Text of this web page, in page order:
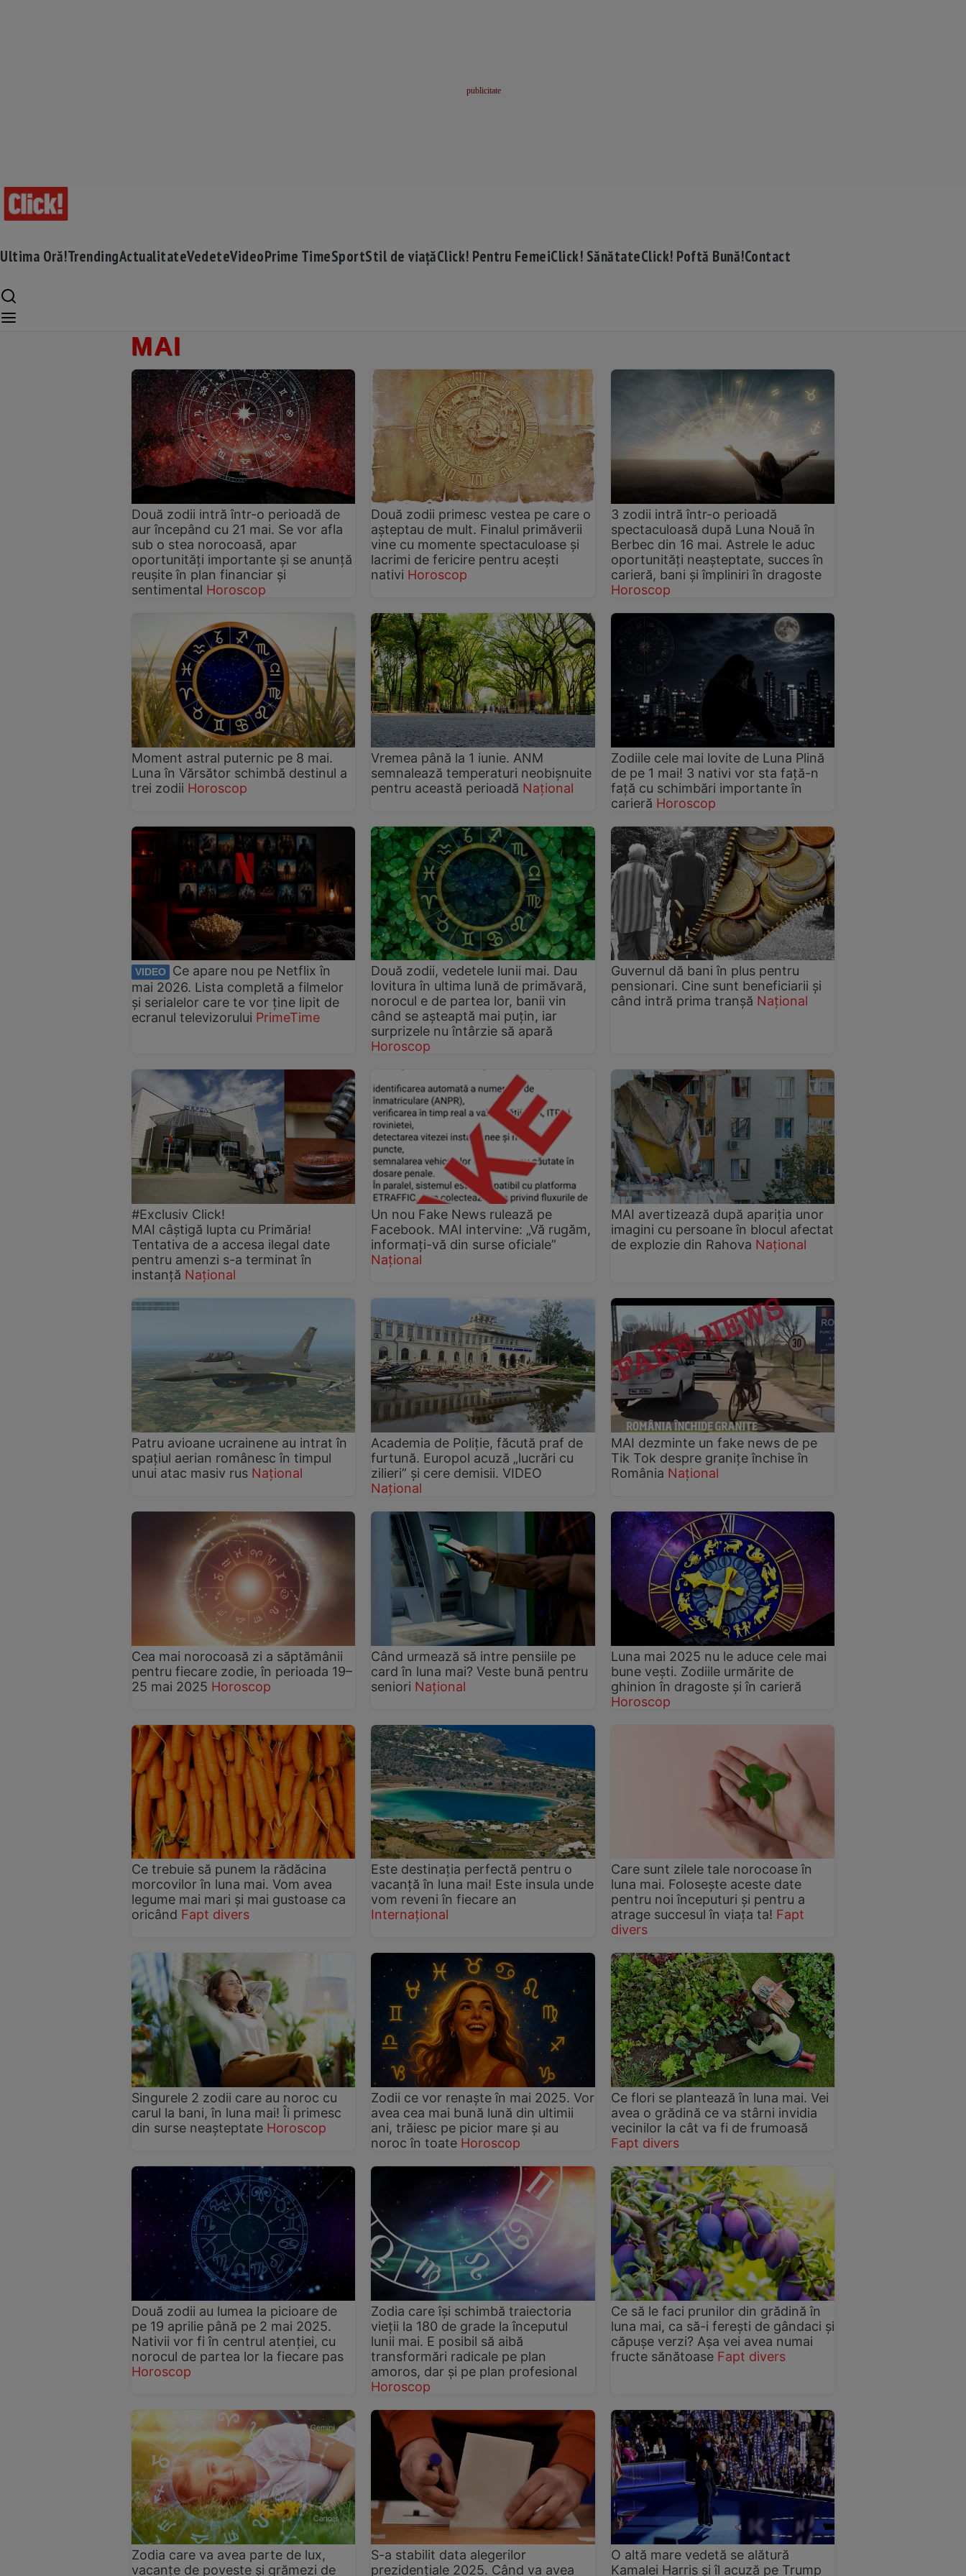
Ultima Oră!TrendingActualitateVedeteVideoPrime TimeSportStil de viațăClick! Pentru FemeiClick! SănătateClick! Poftă Bună!Contact
MAI
Două zodii intră într-o perioadă de
aur începând cu 21 mai. Se vor afla
sub o stea norocoasă, apar
oportunități importante și se anunță
reușite în plan financiar și
sentimental Horoscop
Două zodii primesc vestea pe care o
așteptau de mult. Finalul primăverii
vine cu momente spectaculoase și
lacrimi de fericire pentru acești
nativi Horoscop
3 zodii intră într-o perioadă
spectaculoasă după Luna Nouă în
Berbec din 16 mai. Astrele le aduc
oportunități neașteptate, succes în
carieră, bani și împliniri în dragoste
Horoscop
Moment astral puternic pe 8 mai.
Luna în Vărsător schimbă destinul a
trei zodii Horoscop
Vremea până la 1 iunie. ANM
semnalează temperaturi neobișnuite
pentru această perioadă Național
Zodiile cele mai lovite de Luna Plină
de pe 1 mai! 3 nativi vor sta față-n
față cu schimbări importante în
carieră Horoscop
VIDEO
Ce apare nou pe Netflix în
mai 2026. Lista completă a filmelor
și serialelor care te vor ține lipit de
ecranul televizorului PrimeTime
Două zodii, vedetele lunii mai. Dau
lovitura în ultima lună de primăvară,
norocul e de partea lor, banii vin
când se așteaptă mai puțin, iar
surprizele nu întârzie să apară
Horoscop
Guvernul dă bani în plus pentru
pensionari. Cine sunt beneficiarii și
când intră prima tranșă Național
#Exclusiv Click!
MAI câștigă lupta cu Primăria!
Tentativa de a accesa ilegal date
pentru amenzi s-a terminat în
instanță Național
Un nou Fake News rulează pe
Facebook. MAI intervine: „Vă rugăm,
informați-vă din surse oficiale”
Național
MAI avertizează după apariția unor
imagini cu persoane în blocul afectat
de explozie din Rahova Național
Patru avioane ucrainene au intrat în
spațiul aerian românesc în timpul
unui atac masiv rus Național
Academia de Poliţie, făcută praf de
furtună. Europol acuză „lucrări cu
zilieri” și cere demisii. VIDEO
Național
MAI dezminte un fake news de pe
Tik Tok despre granițe închise în
România Național
Cea mai norocoasă zi a săptămânii
pentru fiecare zodie, în perioada 19–
25 mai 2025 Horoscop
Când urmează să intre pensiile pe
card în luna mai? Veste bună pentru
seniori Național
Luna mai 2025 nu le aduce cele mai
bune vești. Zodiile urmărite de
ghinion în dragoste și în carieră
Horoscop
Ce trebuie să punem la rădăcina
morcovilor în luna mai. Vom avea
legume mai mari și mai gustoase ca
oricând Fapt divers
Este destinația perfectă pentru o
vacanță în luna mai! Este insula unde
vom reveni în fiecare an
Internațional
Care sunt zilele tale norocoase în
luna mai. Folosește aceste date
pentru noi începuturi și pentru a
atrage succesul în viața ta! Fapt
divers
Singurele 2 zodii care au noroc cu
carul la bani, în luna mai! Îi primesc
din surse neașteptate Horoscop
Zodii ce vor renaște în mai 2025. Vor
avea cea mai bună lună din ultimii
ani, trăiesc pe picior mare și au
noroc în toate Horoscop
Ce flori se plantează în luna mai. Vei
avea o grădină ce va stârni invidia
vecinilor la cât va fi de frumoasă
Fapt divers
Două zodii au lumea la picioare de
pe 19 aprilie până pe 2 mai 2025.
Nativii vor fi în centrul atenției, cu
norocul de partea lor la fiecare pas
Horoscop
Zodia care își schimbă traiectoria
vieții la 180 de grade la începutul
lunii mai. E posibil să aibă
transformări radicale pe plan
amoros, dar și pe plan profesional
Horoscop
Ce să le faci prunilor din grădină în
luna mai, ca să-i ferești de gândaci și
căpușe verzi? Așa vei avea numai
fructe sănătoase Fapt divers
Zodia care va avea parte de lux,
vacanțe de poveste și grămezi de
S-a stabilit data alegerilor
prezidențiale 2025. Când va avea
O altă mare vedetă se alătură
Kamalei Harris și îl acuză pe Trump